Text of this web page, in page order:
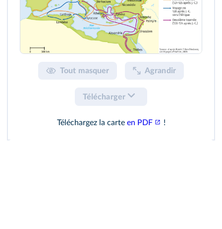
Tout masquer Agrandir
Télécharger
Téléchargez la carte en PDF !